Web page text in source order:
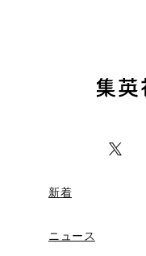
新着
ニュース